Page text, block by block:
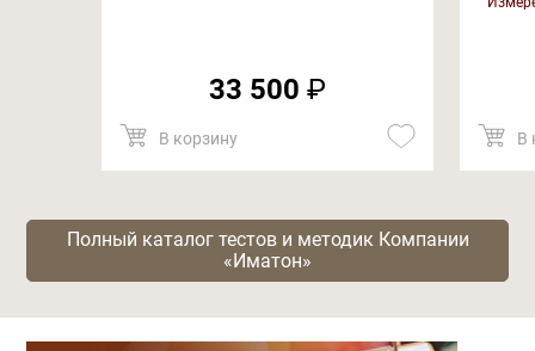
33 500 ₽
В корзину В
Полный каталог тестов и методик Компании
«Иматон»